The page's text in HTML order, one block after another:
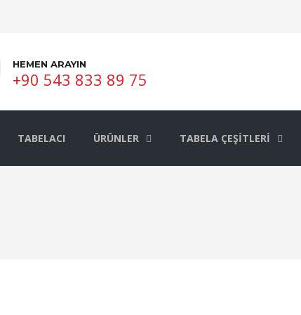
HEMEN ARAYIN
+90 543 833 89 75
TABELACI ÜRÜNLER TABELA ÇEŞITLERI